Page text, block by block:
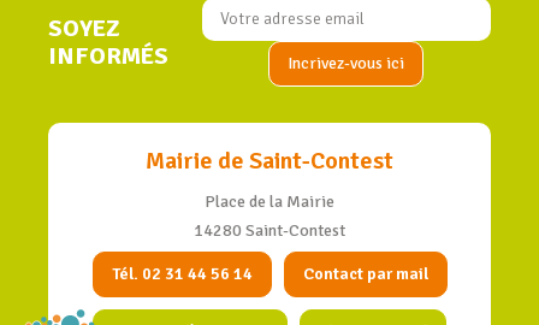
SOYEZ
INFORMÉS
Mairie de Saint-Contest
Place de la Mairie
14280 Saint-Contest
Tél. 02 31 44 56 14 Contact par mail